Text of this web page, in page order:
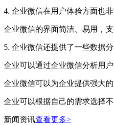
4. 企业微信在用户体验方面也非
企业微信的界面简洁、易用，
5. 企业微信还提供了一些数据
企业可以通过企业微信分析用
企业微信可以为企业提供强大
企业可以根据自己的需求选择
新闻资讯查看更多>